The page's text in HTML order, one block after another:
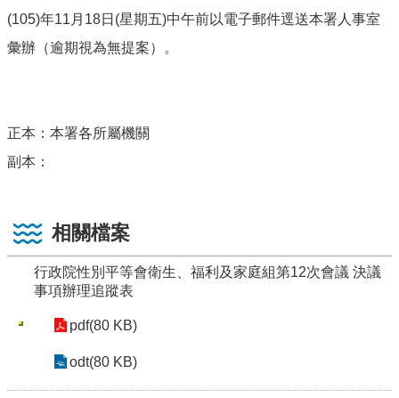
(105)年11月18日(星期五)中午前以電子郵件逕送本署人事室
彙辦（逾期視為無提案）。
正本：本署各所屬機關
副本：
相關檔案
行政院性別平等會衛生、福利及家庭組第12次會議 決議
事項辦理追蹤表
pdf(80 KB)
odt(80 KB)